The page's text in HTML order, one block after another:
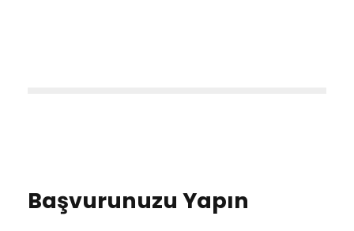
Başvurunuzu Yapın